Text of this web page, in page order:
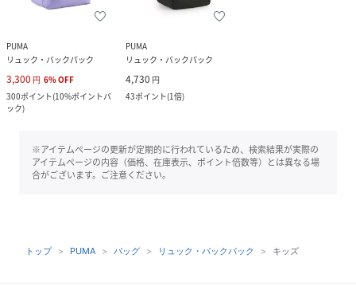
PUMA
リュック・バックパック
3,300 円 6%OFF
300ポイント(10%ポイントバ
ック)
PUMA
リュック・バックパック
4,730 円
43ポイント(1倍)
※アイテムページの更新が定期的に行われているため、検索結果が実際の
アイテムページの内容（価格、在庫表示、ポイント倍数等）とは異なる場
合がございます。ご注意ください。
トップ PUMA バッグ リュック・バックパック キッズ